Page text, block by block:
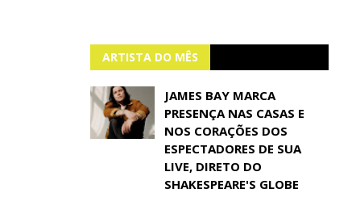
ARTISTA DO MÊS
JAMES BAY MARCA
PRESENÇA NAS CASAS E
NOS CORAÇÕES DOS
ESPECTADORES DE SUA
LIVE, DIRETO DO
SHAKESPEARE'S GLOBE